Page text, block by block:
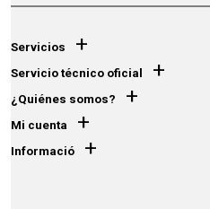
Servicios +
Servicio técnico oficial +
¿Quiénes somos? +
Mi cuenta +
Informació +